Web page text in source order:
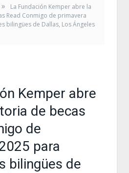
»
La Fundación Kemper abre la
Read Conmigo de primavera
bilingües de Dallas, Los Ángeles
Kemper abre
de becas
de
para
bilingües de